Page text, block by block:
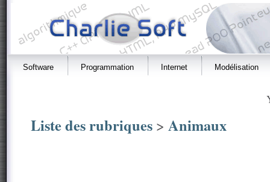
Software Programmation Internet Modélisation
Liste des rubriques > Animaux